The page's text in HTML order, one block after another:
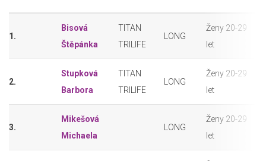
1.
Bisová
Štěpánka
TITAN
TRILIFE
LONG
Ženy 20-29
let
2.
Stupková
Barbora
TITAN
TRILIFE
LONG
Ženy 20-29
let
3.
Mikešová
Michaela
LONG
Ženy 20-29
let